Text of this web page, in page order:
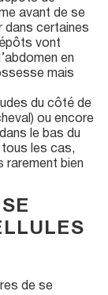
avant de se
dans certaines
vont
en
mais
du côté de
ou encore
le bas du
tous les cas,
rarement bien
de se